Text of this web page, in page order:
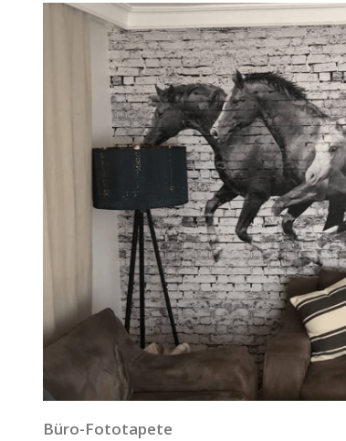
Büro-Fototapete